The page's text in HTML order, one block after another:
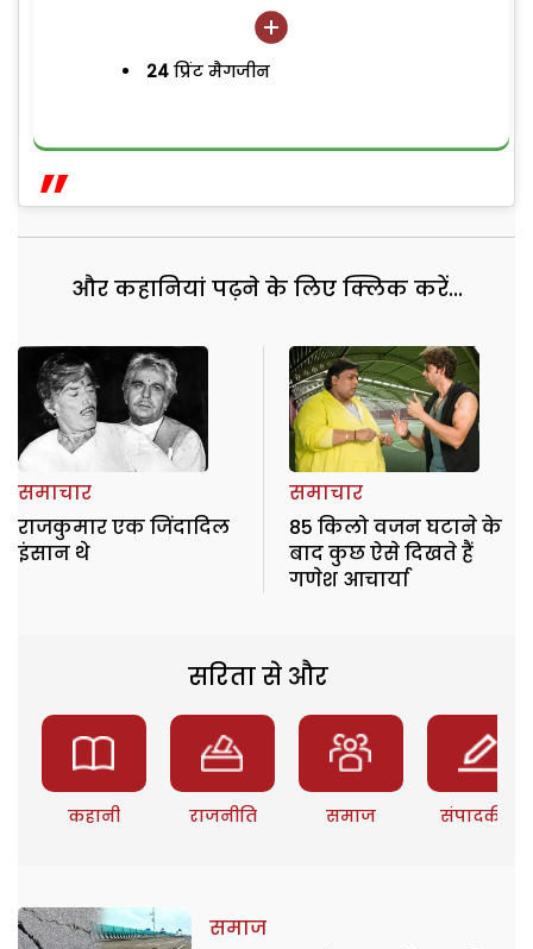
24 प्रिंट मैगजीन
और कहानियां पढ़ने के लिए क्लिक करें...
समाचार
राजकुमार एक जिंदादिल
इंसान थे
समाचार
85 किलो वजन घटाने के
बाद कुछ ऐसे दिखते हैं
गणेश आचार्या
सरिता से और
कहानी राजनीति समाज संपादकीय
समाज